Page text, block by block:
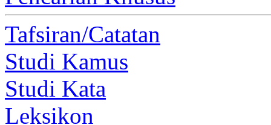
Tafsiran/Catatan
Studi Kamus
Studi Kata
Leksikon